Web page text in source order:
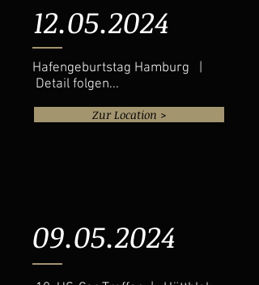
12.05.2024
Hafengeburtstag Hamburg |
Detail folgen...
Zur Location >
09.05.2024